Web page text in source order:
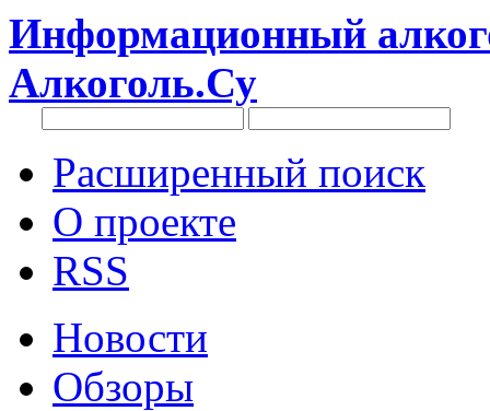
Информационный
Алкоголь.Су
Расширенный поиск
О проекте
RSS
Новости
Обзоры